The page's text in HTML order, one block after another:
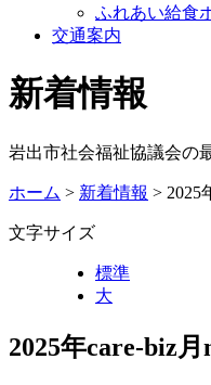
ふれあい給食
交通案内
新着情報
岩出市社会福祉協議会の
ホーム > 新着情報 > 2025
文字サイズ
標準
大
2025年care-biz月